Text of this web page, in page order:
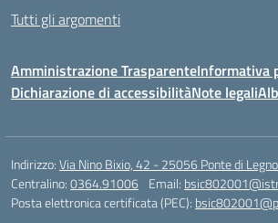
Tutti gli argomenti
Amministrazione TrasparenteInformativa
Dichiarazione di accessibilitàNote legali
Indirizzo:Via Nino Bixio, 42 - 25056 Ponte di
Centralino:0364.91006 Email:
Posta elettronica certificata (PEC):